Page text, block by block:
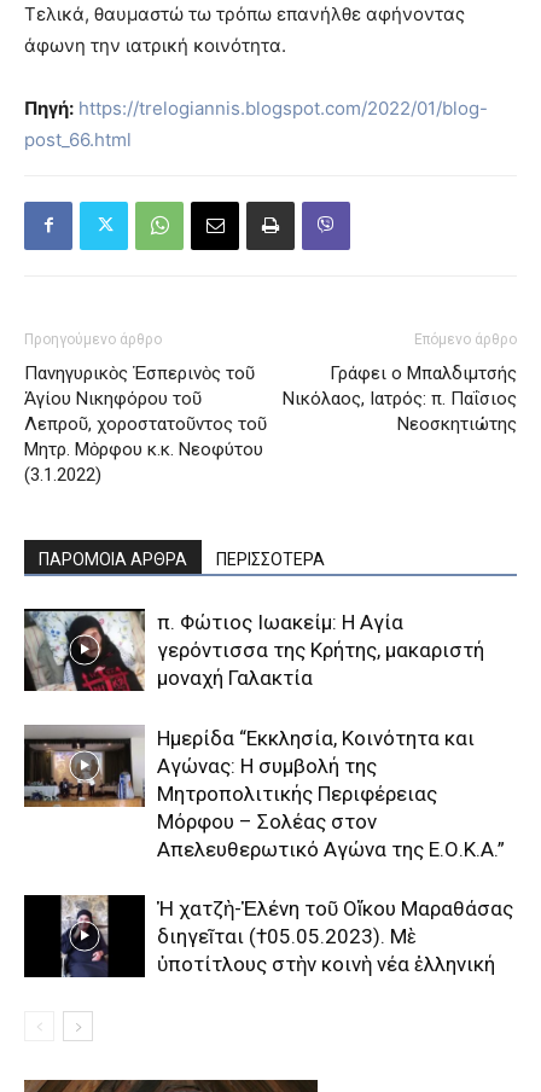
Τελικά, θαυμαστώ τω τρόπω επανήλθε αφήνοντας
άφωνη την ιατρική κοινότητα.
Πηγή: https://trelogiannis.blogspot.com/2022/01/blog-
post_66.html
Προηγούμενο άρθρο
Πανηγυρικὸς Ἑσπερινὸς τοῦ
Ἁγίου Νικηφόρου τοῦ
Λεπροῦ, χοροστατοῦντος τοῦ
Μητρ. Μὀρφου κ.κ. Νεοφύτου
(3.1.2022)
Επόμενο άρθρο
Γράφει ο Μπαλδιμτσής
Νικόλαος, Ιατρός: π. Παΐσιος
Νεοσκητιώτης
ΠΑΡΟΜΟΙΑ ΑΡΘΡΑ ΠΕΡΙΣΣΟΤΕΡΑ
π. Φώτιος Ιωακείμ: Η Αγία
γερόντισσα της Κρήτης, μακαριστή
μοναχή Γαλακτία
Ημερίδα “Εκκλησία, Κοινότητα και
Αγώνας: Η συμβολή της
Μητροπολιτικής Περιφέρειας
Μόρφου – Σολέας στον
Απελευθερωτικό Αγώνα της Ε.Ο.Κ.Α.”
Ἡ χατζὴ-Ἑλένη τοῦ Οἴκου Μαραθάσας
διηγεῖται (†05.05.2023). Μὲ
ὑποτίτλους στὴν κοινὴ νέα ἑλληνική